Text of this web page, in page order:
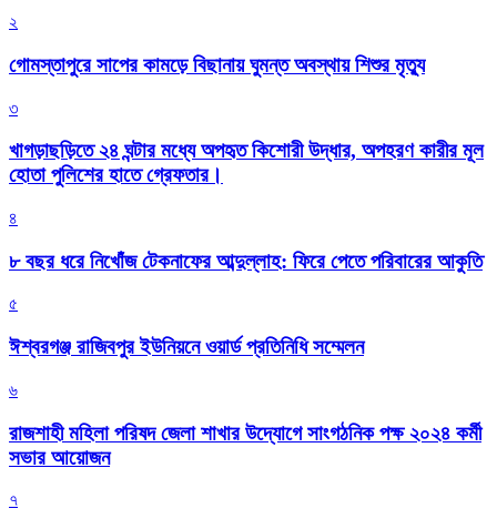
২
গোমস্তাপুরে সাপের কামড়ে বিছানায় ঘুমন্ত অবস্থায় শিশুর মৃত্যু
৩
খাগড়াছড়িতে ২৪ ঘন্টার মধ্যে অপহৃত কিশোরী উদ্ধার, অপহরণ কারীর মূল
হোতা পুলিশের হাতে গ্রেফতার।
৪
৮ বছর ধরে নিখোঁজ টেকনাফের আব্দুল্লাহ: ফিরে পেতে পরিবারের আকুতি
৫
ঈশ্বরগঞ্জ রাজিবপুর ইউনিয়নে ওয়ার্ড প্রতিনিধি সম্মেলন
৬
রাজশাহী মহিলা পরিষদ জেলা শাখার উদ্যোগে সাংগঠনিক পক্ষ ২০২৪ কর্মী
সভার আয়োজন
৭